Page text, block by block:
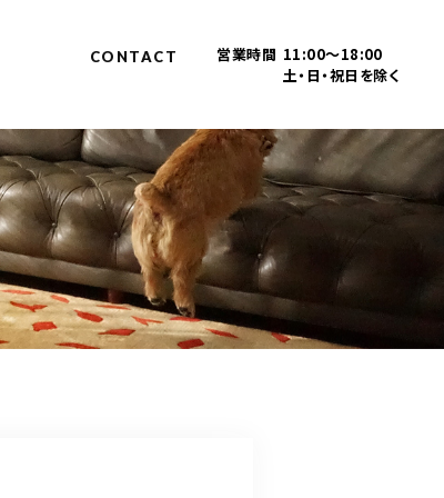
CONTACT 営業時間 11:00～18:00
土・日・祝日を除く